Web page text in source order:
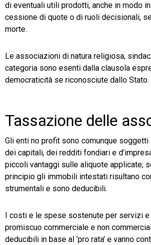
di eventuali utili prodotti, anche in modo
cessione di quote o di ruoli decisionali,
morte.
Le associazioni di natura religiosa,
categoria sono esenti dalla clausola
democraticità se riconosciute dallo Stato.
Tassazione delle
Gli enti no profit sono comunque soggetti
dei capitali, dei redditi fondiari e
piccoli vantaggi sulle aliquote applicate;
principio gli immobili intestati risultano
strumentali e sono deducibili.
I costi e le spese sostenute per servizi
promiscuo commerciale e non
deducibili in base al ‘pro rata’ e vanno